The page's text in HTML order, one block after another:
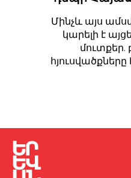
Մինչև այս
կարելի է